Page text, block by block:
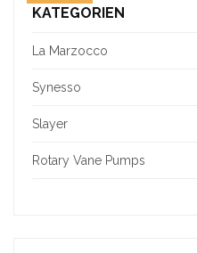
KATEGORIEN
La Marzocco
Synesso
Slayer
Rotary Vane Pumps